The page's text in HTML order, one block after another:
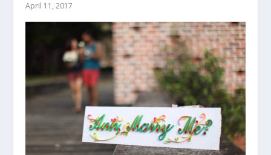
April 11, 2017